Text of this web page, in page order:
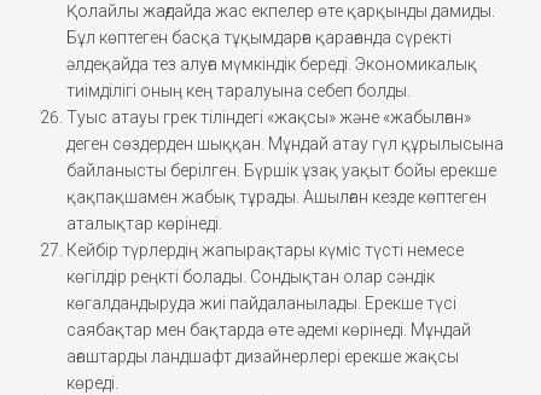
Қолайлы жағдайда жас екпелер өте қарқынды дамиды.
Бұл көптеген басқа тұқымдарға қарағанда сүректі
әлдеқайда тез алуға мүмкіндік береді. Экономикалық
тиімділігі оның кең таралуына себеп болды.
Туыс атауы грек тіліндегі «жақсы» және «жабылған»
деген сөздерден шыққан. Мұндай атау гүл құрылысына
байланысты берілген. Бүршік ұзақ уақыт бойы ерекше
қақпақшамен жабық тұрады. Ашылған кезде көптеген
аталықтар көрінеді.
Кейбір түрлердің жапырақтары күміс түсті немесе
көгілдір реңкті болады. Сондықтан олар сәндік
көгалдандыруда жиі пайдаланылады. Ерекше түсі
саябақтар мен бақтарда өте әдемі көрінеді. Мұндай
ағаштарды ландшафт дизайнерлері ерекше жақсы
көреді.